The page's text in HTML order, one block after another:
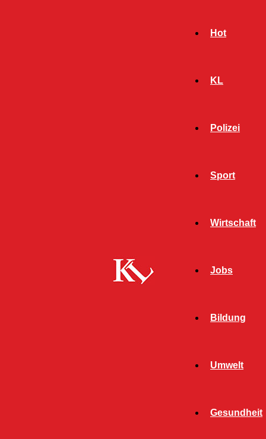
Hot
KL
Polizei
Sport
Wirtschaft
Jobs
Bildung
Umwelt
Gesundheit